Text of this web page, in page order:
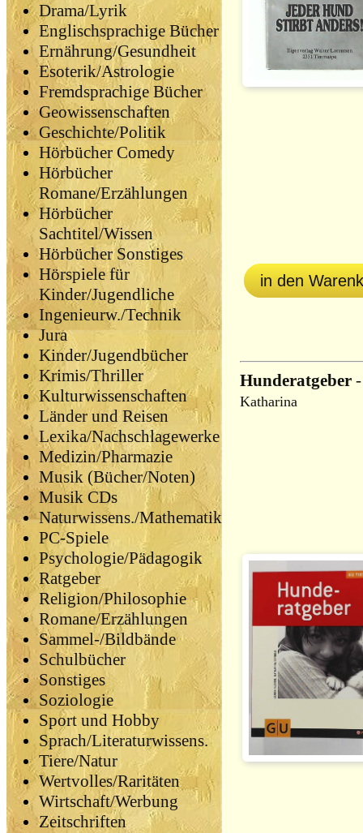
Drama/Lyrik
Englischsprachige Bücher
Ernährung/Gesundheit
Esoterik/Astrologie
Fremdsprachige Bücher
Geowissenschaften
Geschichte/Politik
Hörbücher Comedy
Hörbücher
Romane/Erzählungen
Hörbücher
Sachtitel/Wissen
Hörbücher Sonstiges
Hörspiele für
Kinder/Jugendliche
Ingenieurw./Technik
Jura
Kinder/Jugendbücher
Krimis/Thriller
Kulturwissenschaften
Länder und Reisen
Lexika/Nachschlagewerke
Medizin/Pharmazie
Musik (Bücher/Noten)
Musik CDs
Naturwissens./Mathematik
PC-Spiele
Psychologie/Pädagogik
Ratgeber
Religion/Philosophie
Romane/Erzählungen
Sammel-/Bildbände
Schulbücher
Sonstiges
Soziologie
Sport und Hobby
Sprach/Literaturwissens.
Tiere/Natur
Wertvolles/Raritäten
Wirtschaft/Werbung
Zeitschriften
in den
Hunderatgeber
Katharina